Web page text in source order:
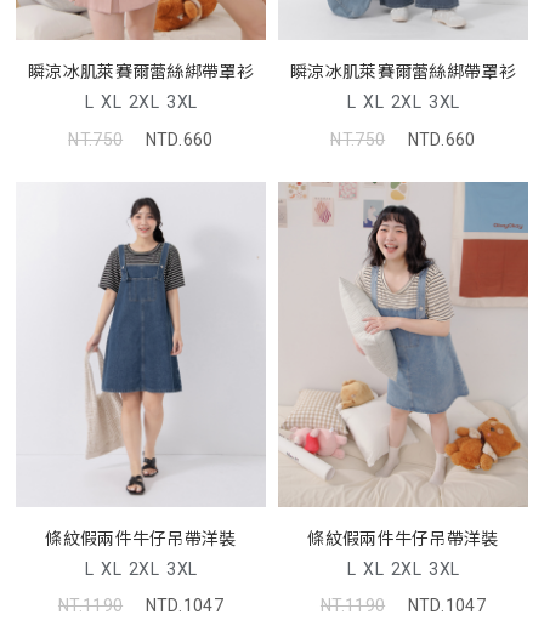
瞬涼冰肌萊賽爾蕾絲綁帶罩衫
L XL 2XL 3XL
NT.750
NTD.660
瞬涼冰肌萊賽爾蕾絲綁帶罩衫
L XL 2XL 3XL
NT.750
NTD.660
條紋假兩件牛仔吊帶洋裝
L XL 2XL 3XL
NT.1190
NTD.1047
條紋假兩件牛仔吊帶洋裝
L XL 2XL 3XL
NT.1190
NTD.1047